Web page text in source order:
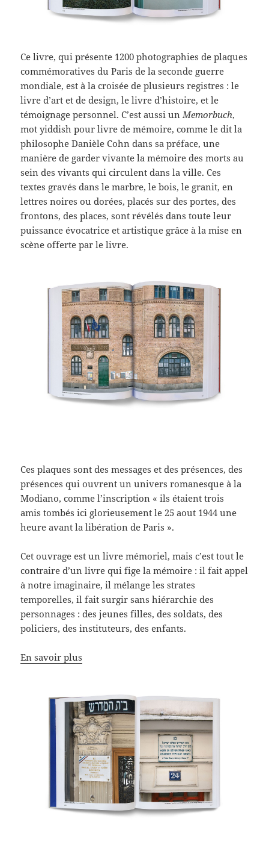
Ce livre, qui présente 1200 photographies de plaques
commémoratives du Paris de la seconde guerre
mondiale, est à la croisée de plusieurs registres : le
livre d’art et de design, le livre d’histoire, et le
témoignage personnel. C’est aussi un Memorbuch,
mot yiddish pour livre de mémoire, comme le dit la
philosophe Danièle Cohn dans sa préface, une
manière de garder vivante la mémoire des morts au
sein des vivants qui circulent dans la ville. Ces
textes gravés dans le marbre, le bois, le granit, en
lettres noires ou dorées, placés sur des portes, des
frontons, des places, sont révélés dans toute leur
puissance évocatrice et artistique grâce à la mise en
scène offerte par le livre.
Ces plaques sont des messages et des présences, des
présences qui ouvrent un univers romanesque à la
Modiano, comme l’inscription « ils étaient trois
amis tombés ici glorieusement le 25 aout 1944 une
heure avant la libération de Paris ».
Cet ouvrage est un livre mémoriel, mais c’est tout le
contraire d’un livre qui fige la mémoire : il fait appel
à notre imaginaire, il mélange les strates
temporelles, il fait surgir sans hiérarchie des
personnages : des jeunes filles, des soldats, des
policiers, des instituteurs, des enfants.
En savoir plus